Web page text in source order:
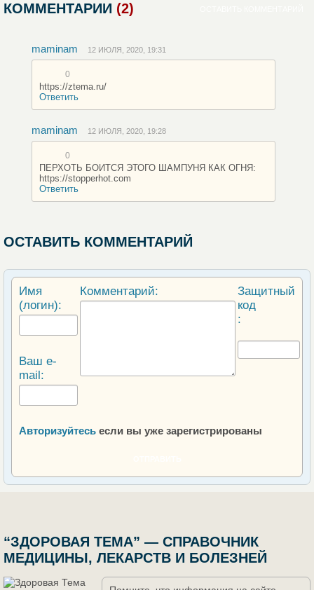
КОММЕНТАРИИ (2)
maminam 12 ИЮЛЯ, 2020, 19:31
0
https://ztema.ru/
Ответить
maminam 12 ИЮЛЯ, 2020, 19:28
0
ПЕРХОТЬ БОИТСЯ ЭТОГО ШАМПУНЯ КАК ОГНЯ:
https://stopperhot.com
Ответить
ОСТАВИТЬ КОММЕНТАРИЙ
Имя
(логин):
Ваш e-
mail:
Комментарий:
Защитный
код
:
Авторизуйтесь если вы уже зарегистрированы
“ЗДОРОВАЯ ТЕМА” — СПРАВОЧНИК
МЕДИЦИНЫ, ЛЕКАРСТВ И БОЛЕЗНЕЙ